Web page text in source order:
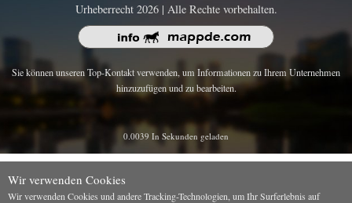
Urheberrecht 2026 | Alle Rechte vorbehalten.
Sie können unseren Top-Kontakt verwenden, um Informationen zu Ihrem Unternehmen
hinzuzufügen und zu bearbeiten.
0.0039 In Sekunden geladen
Wir verwenden Cookies
Wir verwenden Cookies und andere Tracking-Technologien, um Ihr Surferlebnis auf